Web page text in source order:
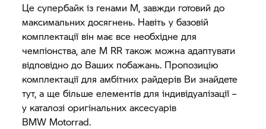
Це супербайк із генами M, завжди готовий до
максимальних досягнень. Навіть у базовій
комплектації він має все необхідне для
чемпіонства, але M RR також можна адаптувати
відповідно до Ваших побажань. Пропозицію
комплектації для амбітних райдерів Ви знайдете
тут, а ще більше елементів для індивідуалізації –
у каталозі оригінальних аксесуарів
BMW Motorrad.